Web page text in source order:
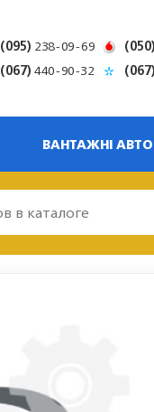
(095) 238-09-69 (050)
(067)440-90-32 (067)
ВАНТАЖНІ